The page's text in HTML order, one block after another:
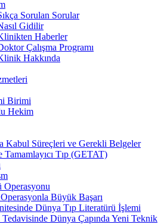
Sorulan Sorular
Gidilir
Haberler
Çalışma Programı
Hakkında
Birimi
Hekim
Kabul Süreçleri ve Gerekli Belgeler
Tamamlayıcı Tıp (GETAT)
Operasyonu
Büyük Başarı
Dünya Tıp Literatürü İşlemi
Dünya Çapında Yeni Teknik